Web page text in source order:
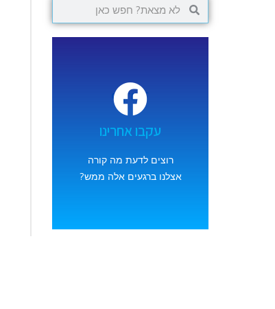
עקבו אחרינו
רוצים לדעת מה קורה
אצלנו ברגעים אלה ממש?
סקרנים?
ותגלו מה עשינו לאחרונה...
כניסה